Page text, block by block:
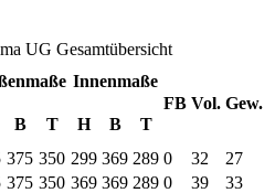
UG Gesamtübersicht
Innenmaße
FB Vol. Gew.
B T H B
T
375 350 299 369 289 0 32
27
375 350 369 369 289 0 39
33